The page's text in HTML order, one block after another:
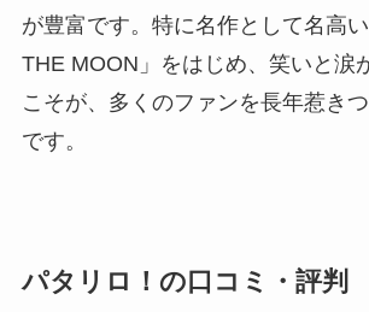
が豊富です。特に名作として名高
THE MOON」をはじめ、笑いと涙
こそが、多くのファンを長年惹き
です。
パタリロ！の口コミ・評判